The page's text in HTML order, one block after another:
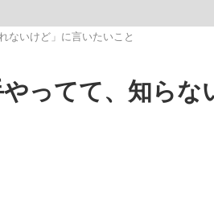
すトク... 「キオクシアの投資の
ないけど」に言いたいこと
ってて、知らな